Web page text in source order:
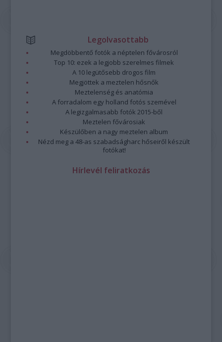
Legolvasottabb
Megdöbbentő fotók a néptelen fővárosról
Top 10: ezek a legjobb szerelmes filmek
A 10 legütősebb drogos film
Megjöttek a meztelen hősnők
Meztelenség és anatómia
A forradalom egy holland fotós szemével
A legizgalmasabb fotók 2015-ből
Meztelen fővárosiak
Készülőben a nagy meztelen album
Nézd meg a 48-as szabadságharc hőseiről készült
fotókat!
Hírlevél feliratkozás